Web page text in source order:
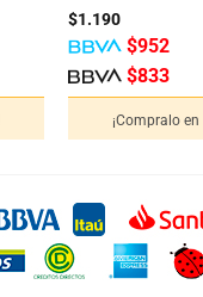
$1.190
$952
$833
¡Compralo en